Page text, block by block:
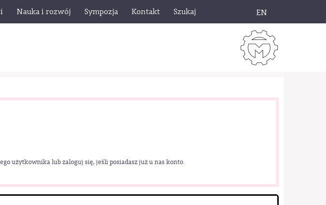
Nauka i rozwój Sympozja Kontakt Szukaj EN
użytkownika lub zaloguj się, jeśli posiadasz już u nas konto.